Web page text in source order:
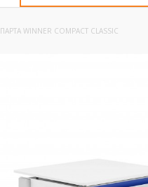
ПАРТА WINNER COMPACT CLASSIC